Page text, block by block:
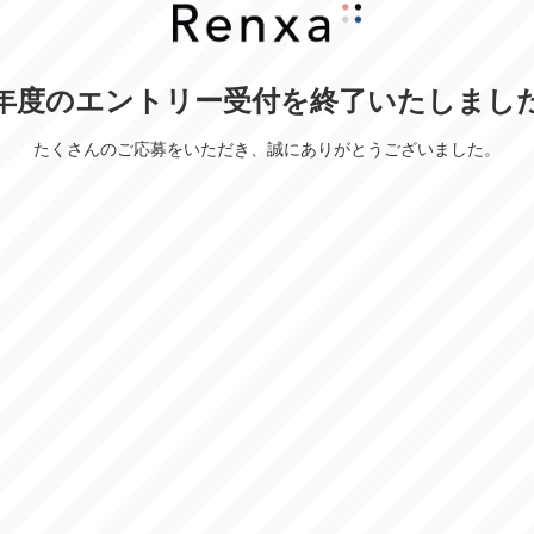
度のエントリー受付を終了いたしまし
たくさんのご応募をいただき、誠にありがとうございました。